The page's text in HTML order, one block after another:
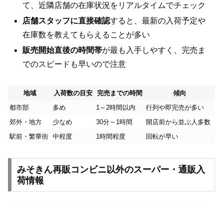
て、近隣店舗の在庫状況をリアルタイムでチェック
店舗スタッフに直接確認すると、最新の入荷予定や
在庫数を教えてもらえることが多い
販売開始直後の時間帯が最も入手しやすく、完売ま
でのスピードも早いので注意
地域 入荷数の目安 完売までの時間
傾向
都市部
多め 1～2時間以内
行列や即完売が多い
郊外・地方
少なめ 30分～1時間
開店前から並ぶ人多数
駅前・繁華街 中程度 1時間程度 回転が早い
みそきん再販コンビニ以外のスーパー・通販入
荷情報